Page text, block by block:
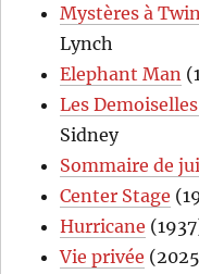
Mystères à
Lynch
Elephant Man
Les
Sidney
Sommaire de
Center Stage
Hurricane
Vie privée